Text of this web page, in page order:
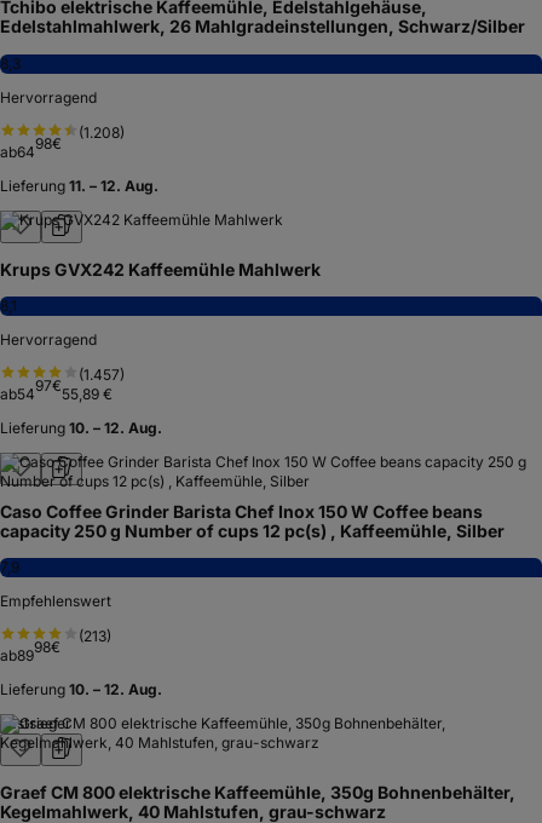
Tchibo elektrische Kaffeemühle, Edelstahlgehäuse,
Edelstahlmahlwerk, 26 Mahlgradeinstellungen, Schwarz/Silber
8,3
Hervorragend
(1.208)
ab6498€
Lieferung 11. – 12. Aug.
Krups GVX242 Kaffeemühle Mahlwerk
8,1
Hervorragend
(1.457)
ab5497€55,89 €
Lieferung 10. – 12. Aug.
Caso Coffee Grinder Barista Chef Inox 150 W Coffee beans
capacity 250 g Number of cups 12 pc(s) , Kaffeemühle, Silber
7,9
Empfehlenswert
(213)
ab8998€
Lieferung 10. – 12. Aug.
Testsieger
Graef CM 800 elektrische Kaffeemühle, 350g Bohnenbehälter,
Kegelmahlwerk, 40 Mahlstufen, grau-schwarz